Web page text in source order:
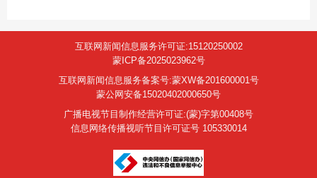
互联网新闻信息服务许可证:15120250002
蒙ICP备2025023962号
互联网新闻信息服务备案号:蒙XW备201600001号
蒙公网安备15020402000650号
广播电视节目制作经营许可证:(蒙)字第00408号
信息网络传播视听节目许可证号 105330014